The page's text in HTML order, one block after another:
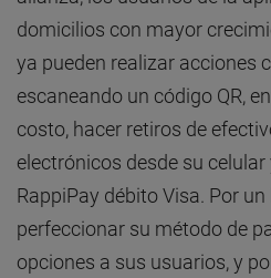
domicilios con mayor
ya pueden realizar acciones
escaneando un código QR,
costo, hacer retiros de
electrónicos desde su
RappiPay débito Visa. Por
perfeccionar su método de
opciones a sus usuarios, y